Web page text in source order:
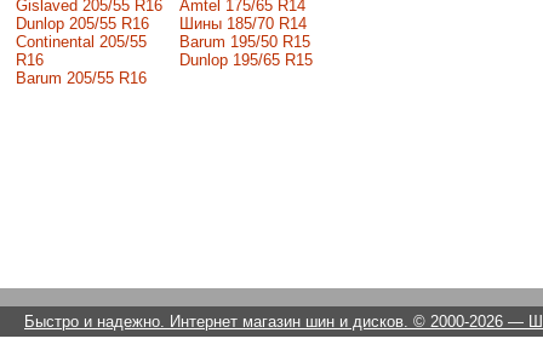
Gislaved 205/55 R16
Dunlop 205/55 R16
Continental 205/55
R16
Barum 205/55 R16
Amtel 175/65 R14
Шины 185/70 R14
Barum 195/50 R15
Dunlop 195/65 R15
Быстро и надежно. Интернет магазин шин и дисков. © 2000-2026 —